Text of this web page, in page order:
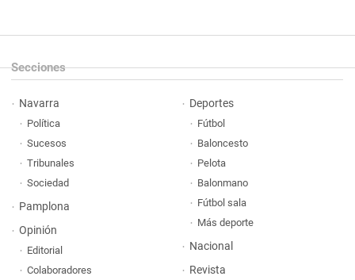
Secciones
Navarra
Política
Sucesos
Tribunales
Sociedad
Pamplona
Opinión
Editorial
Colaboradores
Deportes
Fútbol
Baloncesto
Pelota
Balonmano
Fútbol sala
Más deporte
Nacional
Revista